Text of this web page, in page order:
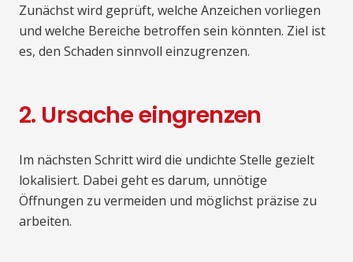
Zunächst wird geprüft, welche Anzeichen vorliegen
und welche Bereiche betroffen sein könnten. Ziel ist
es, den Schaden sinnvoll einzugrenzen.
2. Ursache eingrenzen
Im nächsten Schritt wird die undichte Stelle gezielt
lokalisiert. Dabei geht es darum, unnötige
Öffnungen zu vermeiden und möglichst präzise zu
arbeiten.